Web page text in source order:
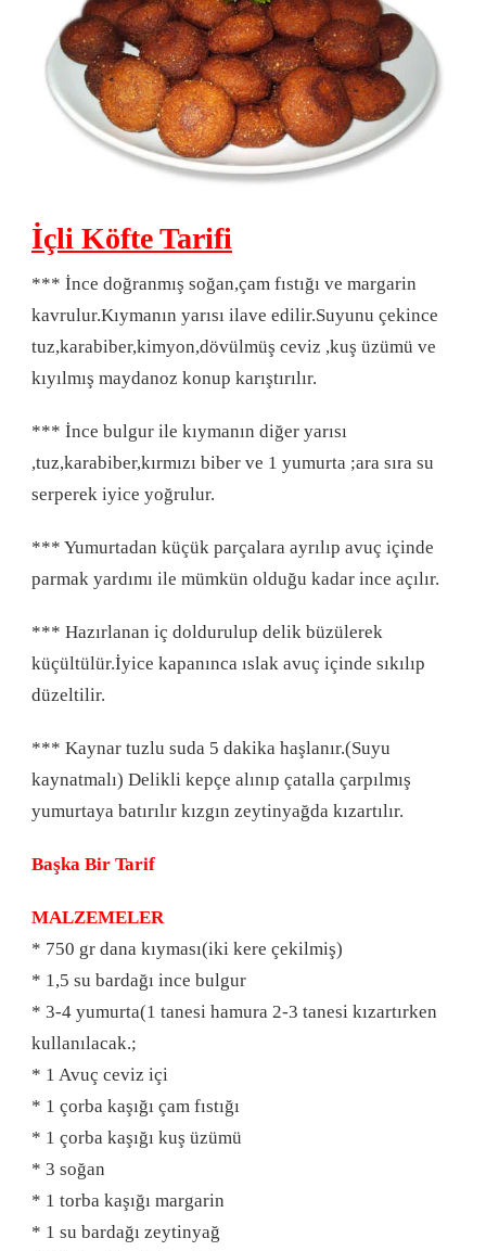
İçli Köfte Tarifi
*** İnce doğranmış soğan,çam fıstığı ve margarin
kavrulur.Kıymanın yarısı ilave edilir.Suyunu çekince
tuz,karabiber,kimyon,dövülmüş ceviz ,kuş üzümü ve
kıyılmış maydanoz konup karıştırılır.
*** İnce bulgur ile kıymanın diğer yarısı
,tuz,karabiber,kırmızı biber ve 1 yumurta ;ara sıra su
serperek iyice yoğrulur.
*** Yumurtadan küçük parçalara ayrılıp avuç içinde
parmak yardımı ile mümkün olduğu kadar ince açılır.
*** Hazırlanan iç doldurulup delik büzülerek
küçültülür.İyice kapanınca ıslak avuç içinde sıkılıp
düzeltilir.
*** Kaynar tuzlu suda 5 dakika haşlanır.(Suyu
kaynatmalı) Delikli kepçe alınıp çatalla çarpılmış
yumurtaya batırılır kızgın zeytinyağda kızartılır.
Başka Bir Tarif
MALZEMELER
* 750 gr dana kıyması(iki kere çekilmiş)
* 1,5 su bardağı ince bulgur
* 3-4 yumurta(1 tanesi hamura 2-3 tanesi kızartırken
kullanılacak.;
* 1 Avuç ceviz içi
* 1 çorba kaşığı çam fıstığı
* 1 çorba kaşığı kuş üzümü
* 3 soğan
* 1 torba kaşığı margarin
* 1 su bardağı zeytinyağ